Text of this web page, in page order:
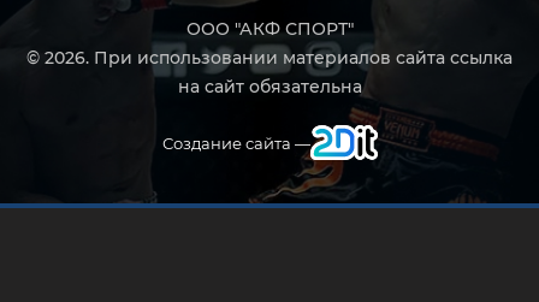
ООО "АКФ СПОРТ"
© 2026. При использовании материалов сайта ссылка
на сайт обязательна
Создание сайта —